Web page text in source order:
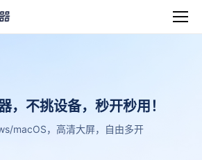
，不挑设备，秒开秒用！
macOS，高清大屏，自由多开